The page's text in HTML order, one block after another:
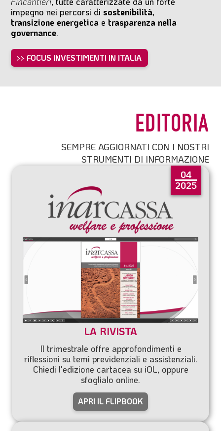
impegno nei percorsi di sostenibilità,
transizione energetica e trasparenza nella
governance.
>> FOCUS INVESTIMENTI IN ITALIA
EDITORIA
SEMPRE AGGIORNATI CON I NOSTRI
STRUMENTI DI INFORMAZIONE
04
2025
LA RIVISTA
Il trimestrale offre approfondimenti e
riflessioni su temi previdenziali e assistenziali.
Chiedi l'edizione cartacea su iOL, oppure
sfoglialo online.
APRI IL FLIPBOOK